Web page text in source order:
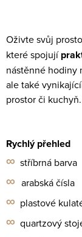
Oživte svůj
které spojují
nástěnné hodiny
ale také
prostor či kuchyň.
Rychlý přehled
∞ stříbrná barva
∞ arabská čísla
∞ plastové
∞ quartzový